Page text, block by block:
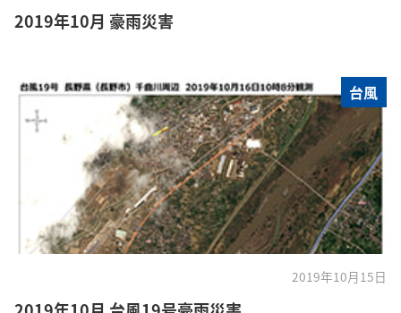
2019年10月 豪雨災害
台風
2019年10月15日